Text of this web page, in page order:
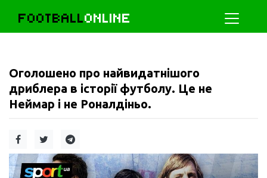
FOOTBALLONLINE
Оголошено про найвидатнішого
дриблера в історії футболу. Це не
Неймар і не Роналдіньо.